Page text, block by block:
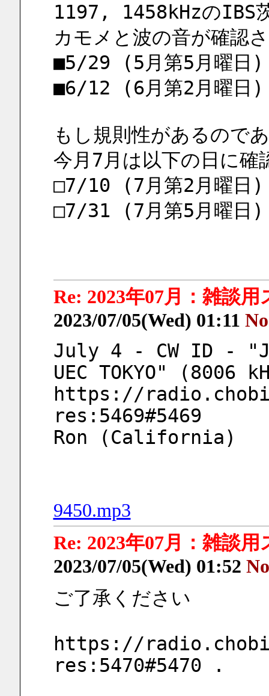
1197, 1458kHzのIBS
カモメと波の音が確認
■5/29 (5月第5月曜日)
■6/12 (6月第2月曜日)
もし規則性があるので
今月7月は以下の日に確
□7/10 (7月第2月曜日)
□7/31 (7月第5月曜日)
Re: 2023年07月：雑談
2023/07/05(Wed) 01:11
July 4 - CW ID -
UEC TOKYO" (8006
https://
res:5469#5469
Ron (California)
9450.mp3
Re: 2023年07月：雑談
2023/07/05(Wed) 01:52
ご了承ください
https://
res:5470#5470 .